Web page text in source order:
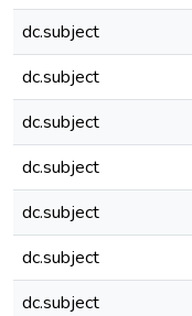
dc.subject
dc.subject
dc.subject
dc.subject
dc.subject
dc.subject
dc.subject